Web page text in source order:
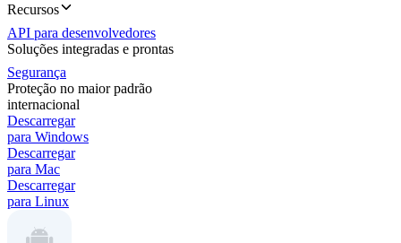
Recursos
API para desenvolvedores
Soluções integradas e prontas
Segurança
Proteção no maior padrão
internacional
Descarregar
para Windows
Descarregar
para Mac
Descarregar
para Linux